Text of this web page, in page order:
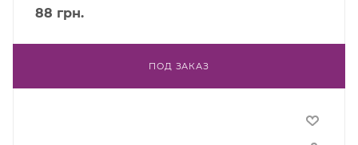
88 грн.
ПОД ЗАКАЗ